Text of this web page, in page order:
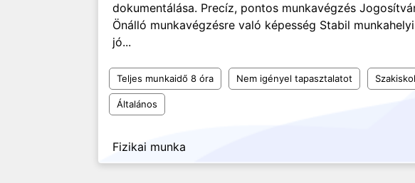
dokumentálása. Precíz, pontos munkavégzés
Önálló munkavégzésre való képesség Stabil
jó...
Teljes munkaidő 8 óra Nem igényel tapasztalatot
Általános
Fizikai munka